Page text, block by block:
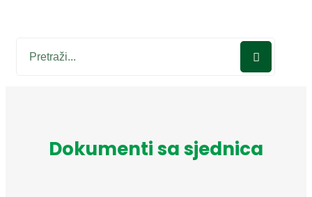
Dokumenti sa sjednica